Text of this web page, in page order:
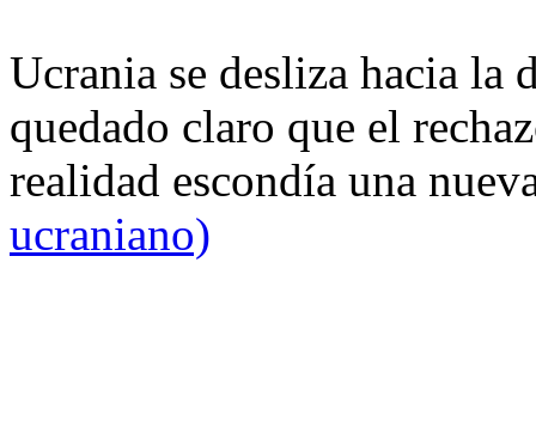
Ucrania se desliza hacia
quedado claro que el
realidad escondía una
ucraniano)